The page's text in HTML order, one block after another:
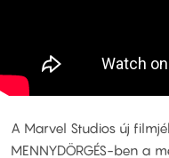
A Marvel Studios új
MENNYDÖRGÉS-ben a